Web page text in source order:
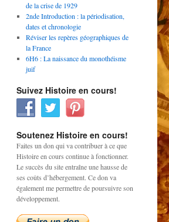
de la crise de 1929
2nde Introduction : la périodisation,
dates et chronologie
Réviser les repères géographiques de
la France
6H6 : La naissance du monothéisme
juif
Suivez Histoire en cours!
Soutenez Histoire en cours!
Faites un don qui va contribuer à ce que
Histoire en cours continue à fonctionner.
Le succès du site entraîne une hausse de
ses coûts d’hébergement. Ce don va
également me permettre de poursuivre son
développement.